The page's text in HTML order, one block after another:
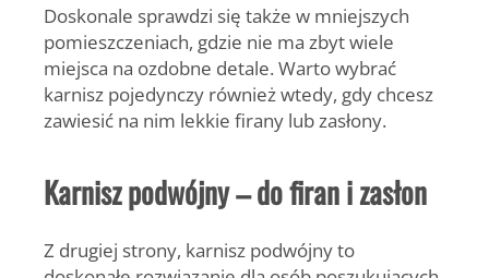
Doskonale sprawdzi się także w mniejszych
pomieszczeniach, gdzie nie ma zbyt wiele
miejsca na ozdobne detale. Warto wybrać
karnisz pojedynczy również wtedy, gdy chcesz
zawiesić na nim lekkie firany lub zasłony.
Karnisz podwójny – do firan i zasłon
Z drugiej strony, karnisz podwójny to